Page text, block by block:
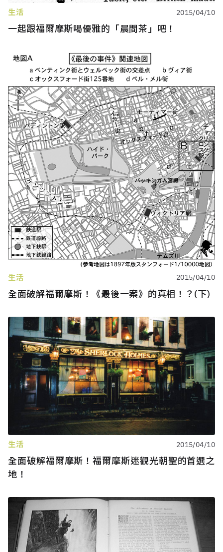
生活 2015/04/10
一起跟福爾摩斯喝優雅的「晨間茶」吧！
生活 2015/04/10
全面破解福爾摩斯！《最後一案》的真相！？(下)
生活 2015/04/10
全面破解福爾摩斯！福爾摩斯迷觀光朝聖的首選之
地！